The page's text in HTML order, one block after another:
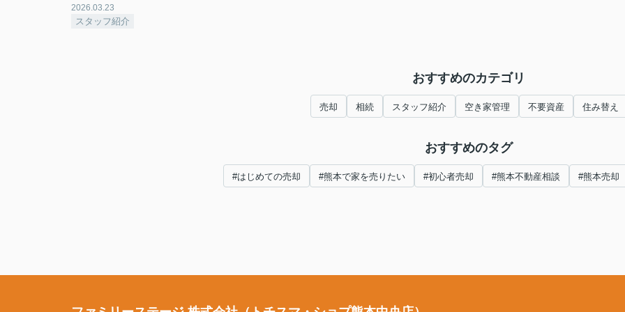
2026.03.23
スタッフ紹介
おすすめのカテゴリ
売却 相続 スタッフ紹介 空き家管理 不要資産 住み替え
おすすめのタグ
#はじめての売却 #熊本で家を売りたい #初心者売却 #熊本不動産相談 #熊本売却